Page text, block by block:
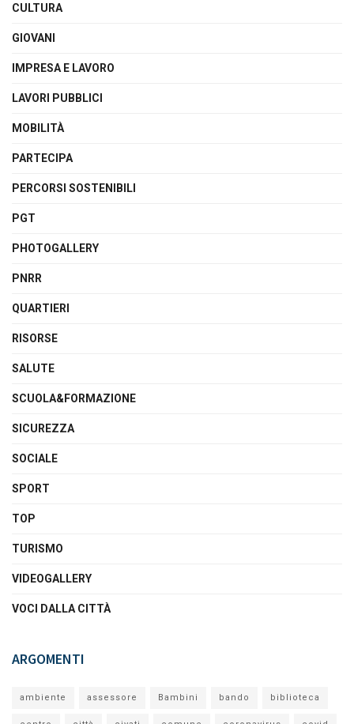
CULTURA
GIOVANI
IMPRESA E LAVORO
LAVORI PUBBLICI
MOBILITÀ
PARTECIPA
PERCORSI SOSTENIBILI
PGT
PHOTOGALLERY
PNRR
QUARTIERI
RISORSE
SALUTE
SCUOLA&FORMAZIONE
SICUREZZA
SOCIALE
SPORT
TOP
TURISMO
VIDEOGALLERY
VOCI DALLA CITTÀ
ARGOMENTI
ambiente assessore Bambini bando biblioteca